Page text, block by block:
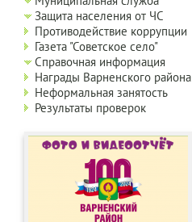
Защита населения от ЧС
Противодействие коррупции
Газета "Советское село"
Справочная информация
Награды Варненского района
Неформальная занятость
Результаты проверок